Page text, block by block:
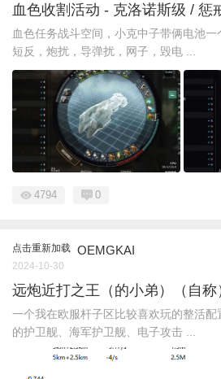
血色收割活动 - 克洛诺斯级 / 惩
血色任务战斗空间，小克中子带俩电池
短反，炮扰，导弹扰，网子，毁电 ...
4794 0
点击重新加载 OEMGKAI
2024-10-30
远炮近打之王（的小弟）（自
一个我在欧服杆子区比较喜欢玩的整活
的护卫舰、海军护卫舰、电子攻击 ...